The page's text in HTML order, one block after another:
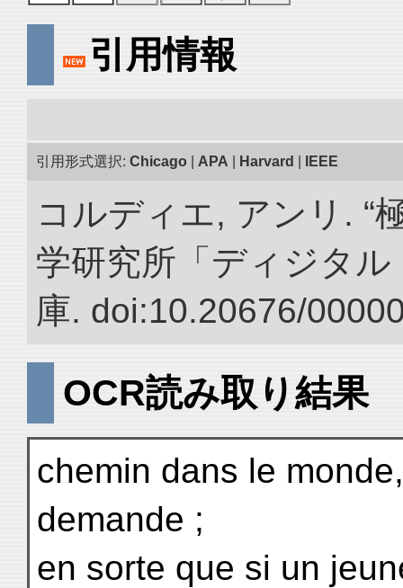
引用情報
引用形式選択: Chicago APA Harvard IEEE
コルディエ, アンリ. “
学研究所「ディジタ
庫. doi:10.20676/
OCR読み取り結果
chemin dans le
demande ;
en sorte que si un